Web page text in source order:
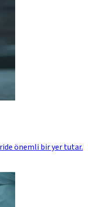
önemli bir yer tutar.